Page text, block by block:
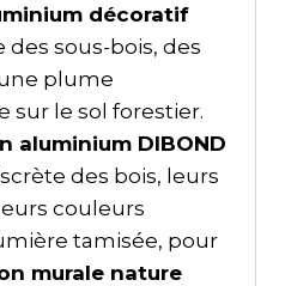
décoratif
des sous-bois, des
plume
sur le sol forestier.
aluminium DIBOND
des bois, leurs
couleurs
tamisée, pour
murale nature